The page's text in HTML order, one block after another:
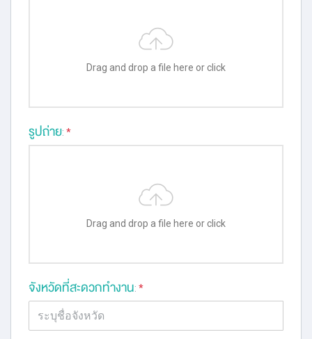
Drag and drop a file here or click
รูปถ่าย: *
Drag and drop a file here or click
จังหวัดที่สะดวกทำงาน: *